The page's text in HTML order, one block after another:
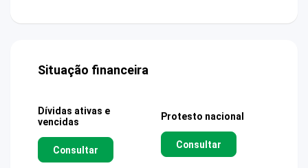
Situação financeira
Dívidas ativas e
vencidas
Consultar
Protesto nacional
Consultar